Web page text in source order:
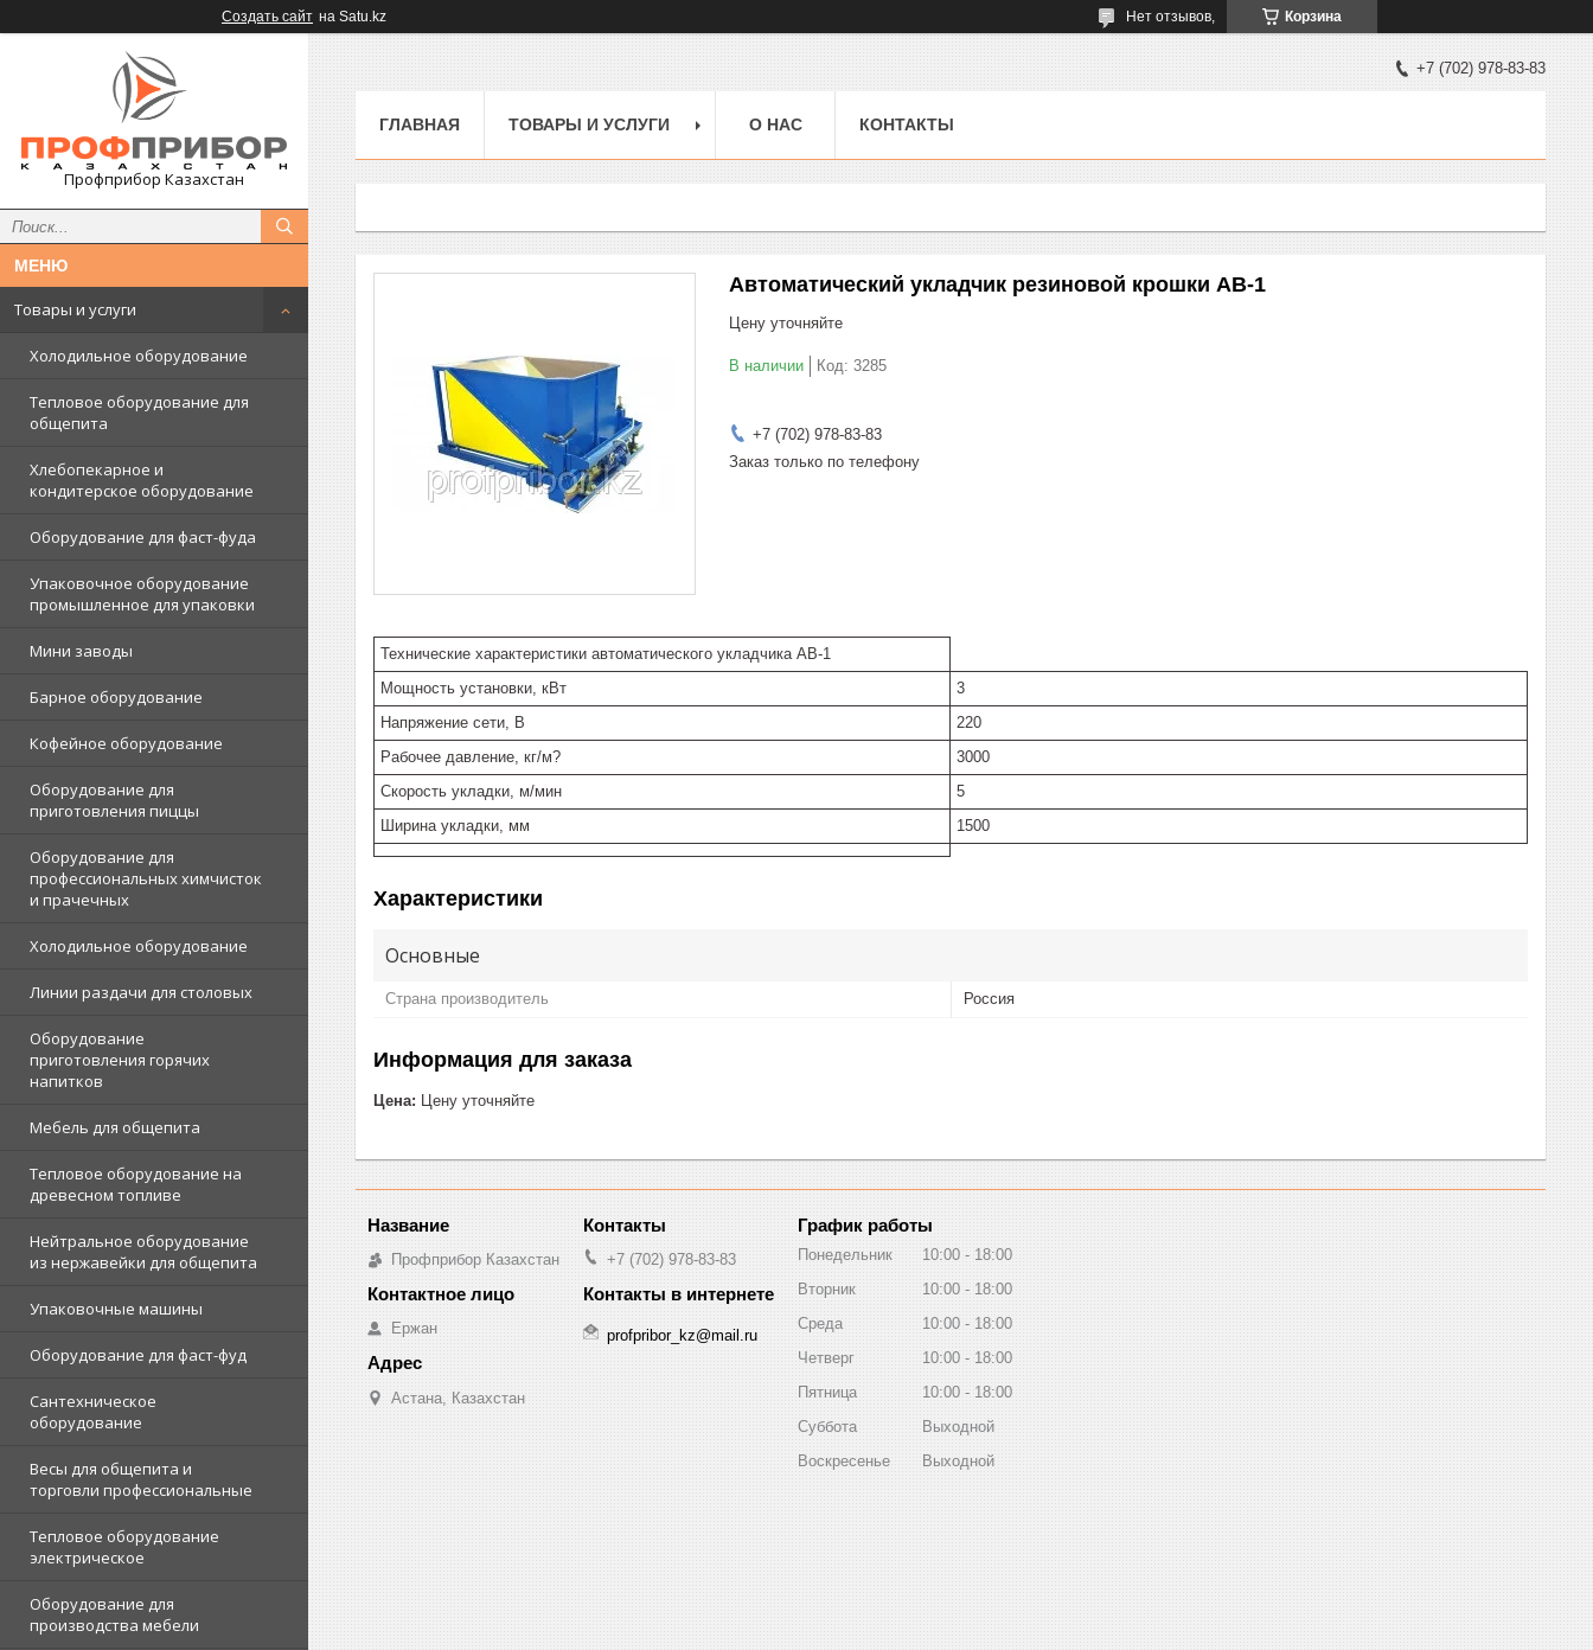
Создать сайт на Satu.kz Корзина
Нет отзывов,
Профприбор Казахстан
Товары и услуги
Холодильное оборудование
Тепловое оборудование для
общепита
Хлебопекарное и
кондитерское оборудование
Оборудование для фаст-фуда
Упаковочное оборудование
промышленное для упаковки
Мини заводы
Барное оборудование
Кофейное оборудование
Оборудование для
приготовления пиццы
Оборудование для
профессиональных химчисток
и прачечных
Холодильное оборудование
Линии раздачи для столовых
Оборудование
приготовления горячих
напитков
Мебель для общепита
Тепловое оборудование на
древесном топливе
Нейтральное оборудование
из нержавейки для общепита
Упаковочные машины
Оборудование для фаст-фуд
Сантехническое
оборудование
Весы для общепита и
торговли профессиональные
Тепловое оборудование
электрическое
Оборудование для
производства мебели
+7 (702) 978-83-83
ГЛАВНАЯ ТОВАРЫ И УСЛУГИ О НАС КОНТАКТЫ
Автоматический укладчик резиновой крошки АВ-1
Цену уточняйте
В наличии Код: 3285
+7 (702) 978-83-83
Заказ только по телефону
Технические характеристики автоматического укладчика АВ-1
Мощность установки, кВт
3
Напряжение сети, В
220
Рабочее давление, кг/м?
3000
Скорость укладки, м/мин
5
Ширина укладки, мм
1500
Характеристики
Основные
Страна производитель Россия
Информация для заказа
Цена: Цену уточняйте
Профприбор Казахстан
Ержан
Астана, Казахстан
+7 (702) 978-83-83
profpribor_kz@mail.ru
График работы
Понедельник 10:00
18:00
Вторник
10:00
18:00
Среда
10:00
18:00
Четверг
10:00
18:00
Пятница
10:00
18:00
Суббота
Выходной
Воскресенье
Выходной